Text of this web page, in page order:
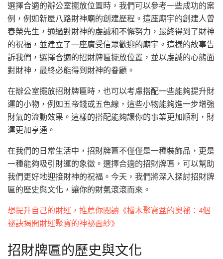
選擇合適的辦公室擺放位置時，我們可以參考一些成功的案
例，例如新屋八路財神廟的創建歷程。這座廟宇的創建人曾
春榮先生，通過對財神的虔誠和不懈努力，最終得到了財神
的祝福，並建立了一座廣受信眾歡迎的廟宇。這樣的故事告
訴我們，選擇合適的招財牌匾擺放位置，並以虔誠的心態面
對財神，最終必能得到財神的眷顧。
在辦公室擺放招財牌匾時，也可以考慮搭配一些能夠提升財
運的小物，例如五帝錢或五色線，這些小物能夠進一步增強
財氣的流動效果。這樣的搭配能夠讓你的事業更加順利，財
運更加亨通。
在我們的日常生活中，招財牌匾不僅僅是一種裝飾品，更是
一種能夠吸引財運的象徵。選擇合適的招財牌匾，可以幫助
我們更好地迎接財神的祝福。今天，我們將深入探討招財牌
匾的歷史與文化，讓你的財氣滾滾而來。
想提升自己的財運，推薦你閱讀《檜木聚寶盆的奧祕：4個
祕訣揭開財運聚寶的神祕面紗》
招財牌匾的歷史與文化